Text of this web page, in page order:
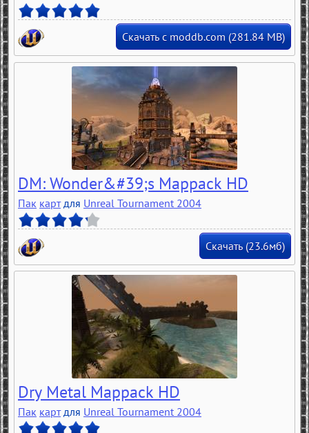
Скачать с moddb.com (281.84 MB)
DM: Wonder&#39;s Mappack HD
Пак картдля Unreal Tournament 2004
Скачать (23.6мб)
Dry Metal Mappack HD
Пак картдля Unreal Tournament 2004